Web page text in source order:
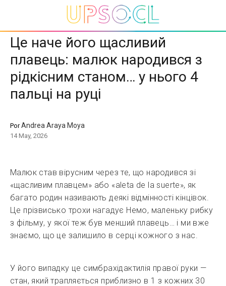
Це наче його щасливий
плавець: малюк народився з
рідкісним станом… у нього 4
пальці на руці
PorAndrea Araya Moya
14 May, 2026
Малюк став вірусним через те, що народився зі
«щасливим плавцем» або «aleta de la suerte», як
багато родин називають деякі відмінності кінцівок.
Це прізвисько трохи нагадує Немо, маленьку рибку
з фільму, у якої теж був менший плавець… і ми вже
знаємо, що це залишило в серці кожного з нас.
У його випадку це симбрахідактилія правої руки —
стан, який трапляється приблизно в 1 з кожних 30